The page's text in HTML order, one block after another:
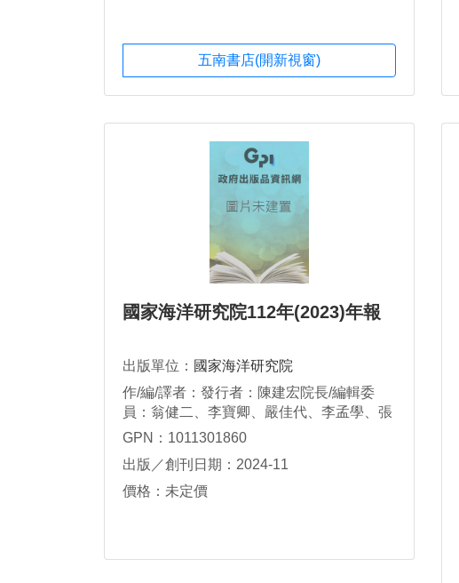
五南書店(開新視窗)
國家海洋研究院112年(2023)年報
出版單位： 國家海洋研究院
作/編/譯者：發行者：陳建宏院長/編輯委
員：翁健二、李寶卿、嚴佳代、李孟學、張
至維、廖建明、李謁霏、盛兆龍、宋慧美、
研究員 胡誠友/編輯團隊：戴楷徽、李寶
卿、陳宜暄、李伊蕙、邱意玲、蘇育嫻、許
GPN：1011301860
出版／創刊日期：2024-11
價格：未定價